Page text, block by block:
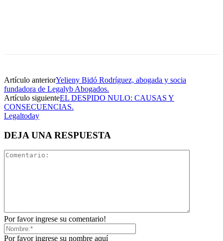
Artículo anteriorYelieny Bidó Rodríguez, abogada y socia
fundadora de Legalyb Abogados.
Artículo siguienteEL DESPIDO NULO: CAUSAS Y
CONSECUENCIAS.
Legaltoday
DEJA UNA RESPUESTA
Por favor ingrese su comentario!
Por favor ingrese su nombre aquí